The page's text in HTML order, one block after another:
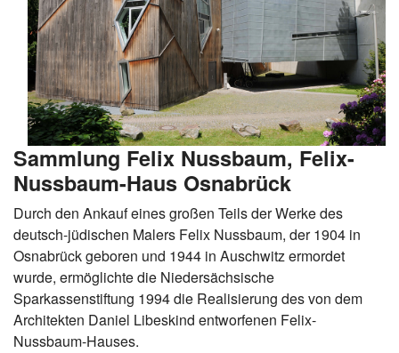
Sammlung Felix Nussbaum, Felix-
Nussbaum-Haus Osnabrück
Durch den Ankauf eines großen Teils der Werke des
deutsch-jüdischen Malers Felix Nussbaum, der 1904 in
Osnabrück geboren und 1944 in Auschwitz ermordet
wurde, ermöglichte die Niedersächsische
Sparkassenstiftung 1994 die Realisierung des von dem
Architekten Daniel Libeskind entworfenen Felix-
Nussbaum-Hauses.